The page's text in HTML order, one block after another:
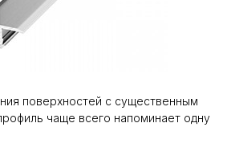
поверхностей с существенным
чаще всего напоминает одну